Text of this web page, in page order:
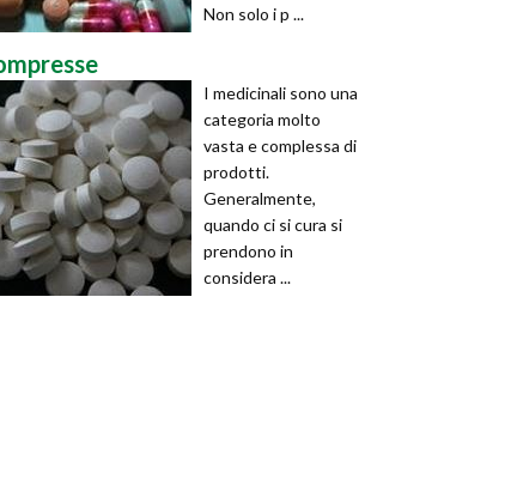
Non solo i p ...
I medicinali sono una
categoria molto
vasta e complessa di
prodotti.
Generalmente,
quando ci si cura si
prendono in
considera ...